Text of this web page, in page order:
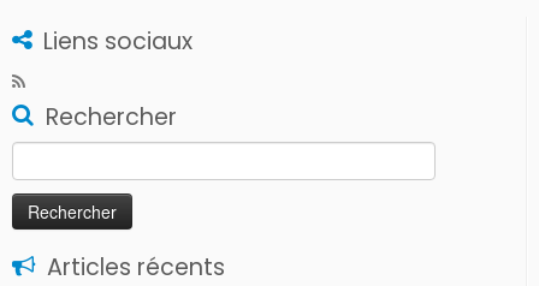
Liens sociaux
Rechercher
Articles récents